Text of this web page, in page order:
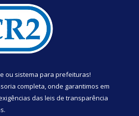
ou sistema para prefeituras!
completa, onde garantimos em
das leis de transparência